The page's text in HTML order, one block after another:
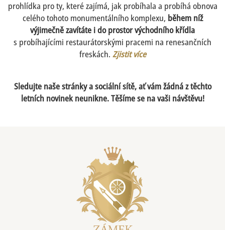
prohlídka pro ty, které zajímá, jak probíhala a probíhá obnova
celého tohoto monumentálního komplexu, během níž
výjimečně zavítáte i do prostor východního křídla
s probíhajícími restaurátorskými pracemi na renesančních
freskách. Zjistit více
Sledujte naše stránky a sociální sítě, ať vám žádná z těchto
letních novinek neunikne. Těšíme se na vaši návštěvu!